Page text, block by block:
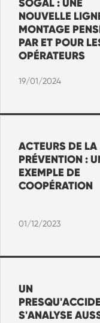
SOGAL : UNE
NOUVELLE
MONTAGE
PAR ET POUR
OPÉRATEURS
19/01/2024
ACTEURS DE LA
PRÉVENTION :
EXEMPLE DE
COOPÉRATION
01/12/2023
UN
S'ANALYSE